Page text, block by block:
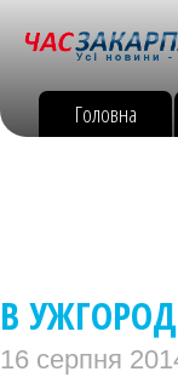
Головна
В
16 серпня